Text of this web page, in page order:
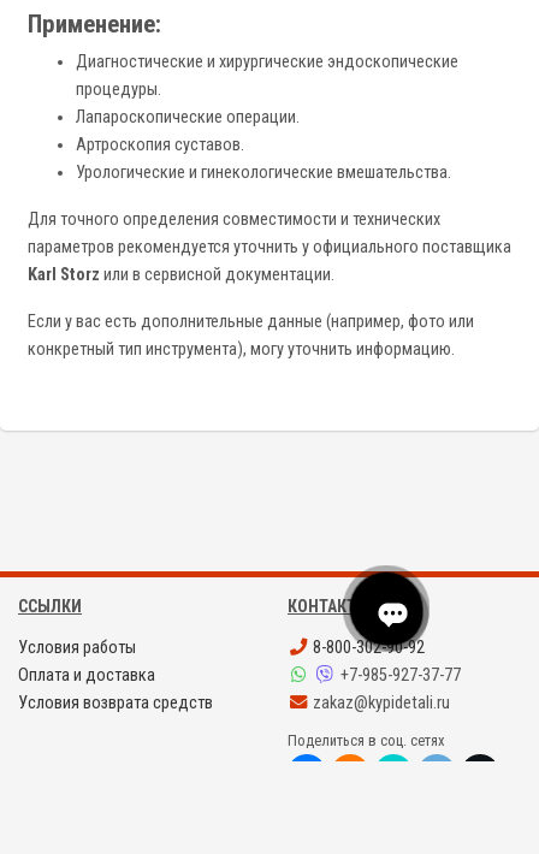
Применение:
Диагностические и хирургические эндоскопические
процедуры.
Лапароскопические операции.
Артроскопия суставов.
Урологические и гинекологические вмешательства.
Для точного определения совместимости и технических
параметров рекомендуется уточнить у официального поставщика
Karl Storz или в сервисной документации.
Если у вас есть дополнительные данные (например, фото или
конкретный тип инструмента), могу уточнить информацию.
ССЫЛКИ
Условия работы
Оплата и доставка
Условия возврата средств
КОНТАКТЫ
8-800-302-90-92
+7-985-927-37-77
zakaz@kypidetali.ru
Поделиться в соц. сетях